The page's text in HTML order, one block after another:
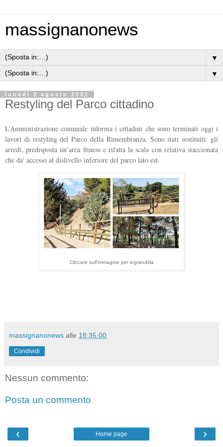
massignanonews
▼
▼
lunedì 2 agosto 2021
Restyling del Parco cittadino
L’Amministrazione comunale informa i cittadini che sono terminati oggi i
lavori di restyling del Parco della Rimembranza. Sono stati sostituiti: gli
arredi, predisposta un’area fitness e rifatta la scala con relativa staccionata
che da' accesso al dislivello inferiore del parco lato est.
Cliccare sull'immagine per ingrandirla
massignanonews alle 18:35:00
Condividi
Nessun commento:
Posta un commento
‹ ›
Home page